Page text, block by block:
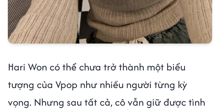
Hari Won có thể chưa trở thành một biểu
tượng của Vpop như nhiều người từng kỳ
vọng. Nhưng sau tất cả, cô vẫn giữ được tình